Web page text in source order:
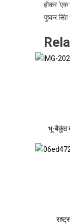
होकर ‘एक
पुष्कर सिंह
भू-बैकुंठ